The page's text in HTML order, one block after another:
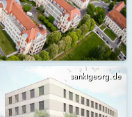
sanktgeorg.de